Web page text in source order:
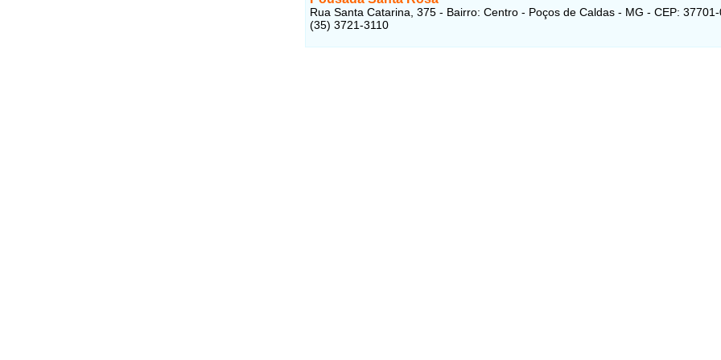
Rua Santa Catarina, 375 - Bairro: Centro - Poços de Caldas - MG - CEP:
(35) 3721-3110